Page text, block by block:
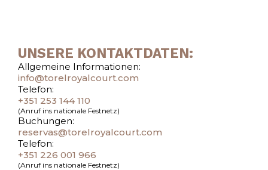
UNSERE KONTAKTDATEN:
Allgemeine Informationen:
info@torelroyalcourt.com
Telefon:
+351 253 144 110
(Anruf ins nationale Festnetz)
Buchungen:
reservas@torelroyalcourt.com
Telefon:
+351 226 001 966
(Anruf ins nationale Festnetz)